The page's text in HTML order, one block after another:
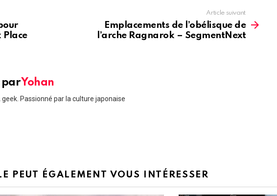
Place
Article suivant
Emplacements de l’obélisque de
l’arche Ragnarok – SegmentNext
parYohan
Passionné par la culture japonaise
PEUT ÉGALEMENT VOUS INTÉRESSER